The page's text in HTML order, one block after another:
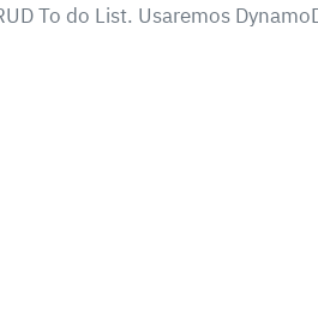
To do List. Usaremos